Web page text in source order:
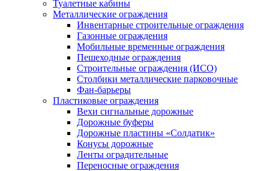
Туалетные кабины
Металлические ограждения
Инвентарные строительные ограждения
Газонные ограждения
Мобильные временные ограждения
Пешеходные ограждения
Строительные ограждения (ИСО)
Столбики металлические парковочные
Фан-барьеры
Пластиковые ограждения
Вехи сигнальные дорожные
Дорожные буферы
Дорожные пластины «Солдатик»
Конусы дорожные
Ленты оградительные
Переносные ограждения